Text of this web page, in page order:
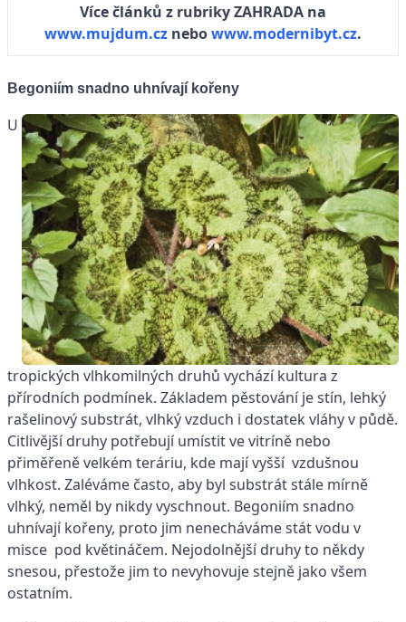
Více článků z rubriky ZAHRADA na
www.mujdum.cz nebowww.modernibyt.cz.
Begoniím snadno uhnívají kořeny
U
tropických vlhkomilných druhů vychází kultura z
přírodních podmínek. Základem pěstování je stín, lehký
rašelinový substrát, vlhký vzduch i dostatek vláhy v půdě.
Citlivější druhy potřebují umístit ve vitríně nebo
přiměřeně velkém teráriu, kde mají vyšší vzdušnou
vlhkost. Zaléváme často, aby byl substrát stále mírně
vlhký, neměl by nikdy vyschnout. Begoniím snadno
uhnívají kořeny, proto jim nenecháváme stát vodu v
misce pod květináčem. Nejodolnější druhy to někdy
snesou, přestože jim to nevyhovuje stejně jako všem
ostatním.